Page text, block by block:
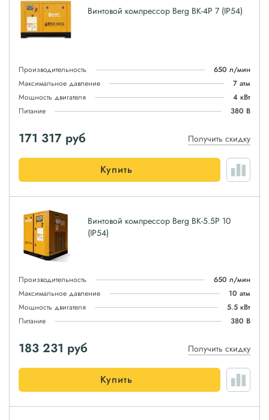
Винтовой компрессор Berg ВК-4Р 7 (IP54)
Производительность
650 л/мин
Максимальное давление
7 атм
Мощность двигателя
4 кВт
Питание
380 В
171 317 руб Получить скидку
Купить
Винтовой компрессор Berg ВК-5.5Р 10
(IP54)
Производительность
650 л/мин
Максимальное давление
10 атм
Мощность двигателя
5.5 кВт
Питание
380 В
183 231 руб Получить скидку
Купить